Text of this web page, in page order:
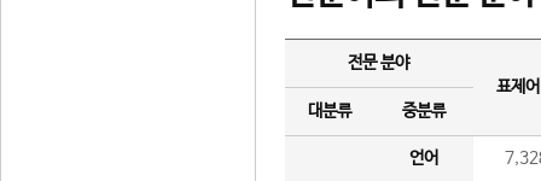
전문 분야
표제
대분류
중분류
언어